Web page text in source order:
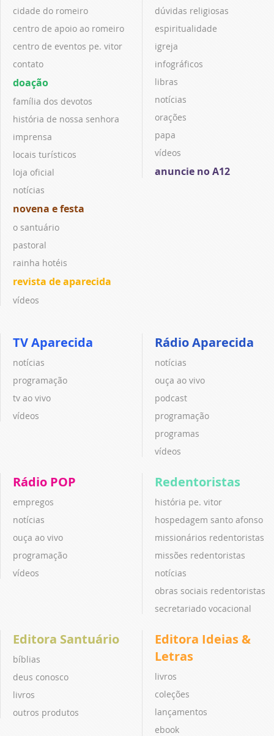
cidade do romeiro
centro de apoio ao romeiro
centro de eventos pe. vitor
contato
doação
família dos devotos
história de nossa senhora
imprensa
locais turísticos
loja oficial
notícias
novena e festa
o santuário
pastoral
rainha hotéis
revista de aparecida
vídeos
dúvidas religiosas
espiritualidade
igreja
infográficos
libras
notícias
orações
papa
vídeos
anuncie no A12
TV Aparecida
notícias
programação
tv ao vivo
vídeos
Rádio Aparecida
notícias
ouça ao vivo
podcast
programação
programas
vídeos
Rádio POP
empregos
notícias
ouça ao vivo
programação
vídeos
Redentoristas
história pe. vitor
hospedagem santo afonso
missionários redentoristas
missões redentoristas
notícias
obras sociais redentoristas
secretariado vocacional
Editora Santuário
bíblias
deus conosco
livros
outros produtos
Editora Ideias &
Letras
livros
coleções
lançamentos
ebook